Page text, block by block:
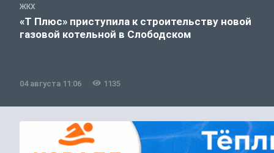
ЖКХ
«Т Плюс» приступила к строительству новой
газовой котельной в Слободском
04 августа 11:06 1135